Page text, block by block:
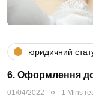
юридичний
6. Оформлення
01/04/2022 1 Mins